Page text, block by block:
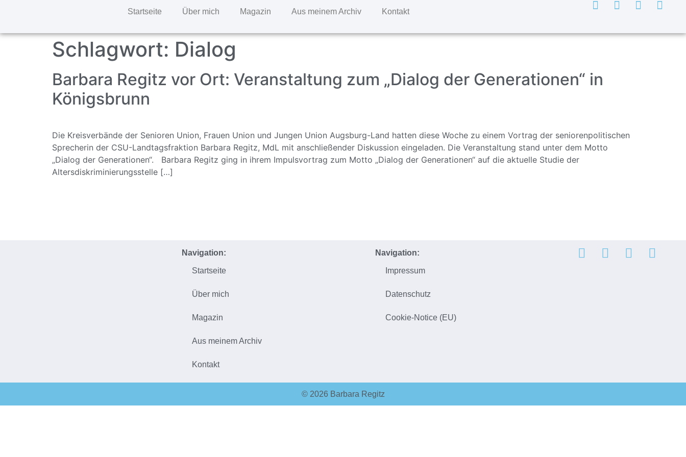
Startseite Über mich Magazin Aus meinem Archiv Kontakt
Schlagwort: Dialog
Barbara Regitz vor Ort: Veranstaltung zum „Dialog der Generationen“ in
Königsbrunn
Die Kreisverbände der Senioren Union, Frauen Union und Jungen Union Augsburg-Land hatten diese Woche zu einem Vortrag der seniorenpolitischen
Sprecherin der CSU-Landtagsfraktion Barbara Regitz, MdL mit anschließender Diskussion eingeladen. Die Veranstaltung stand unter dem Motto
„Dialog der Generationen“. Barbara Regitz ging in ihrem Impulsvortrag zum Motto „Dialog der Generationen“ auf die aktuelle Studie der
Altersdiskriminierungsstelle […]
Navigation:
Startseite
Über mich
Magazin
Aus meinem Archiv
Kontakt
Navigation:
Impressum
Datenschutz
Cookie-Notice (EU)
© 2026 Barbara Regitz